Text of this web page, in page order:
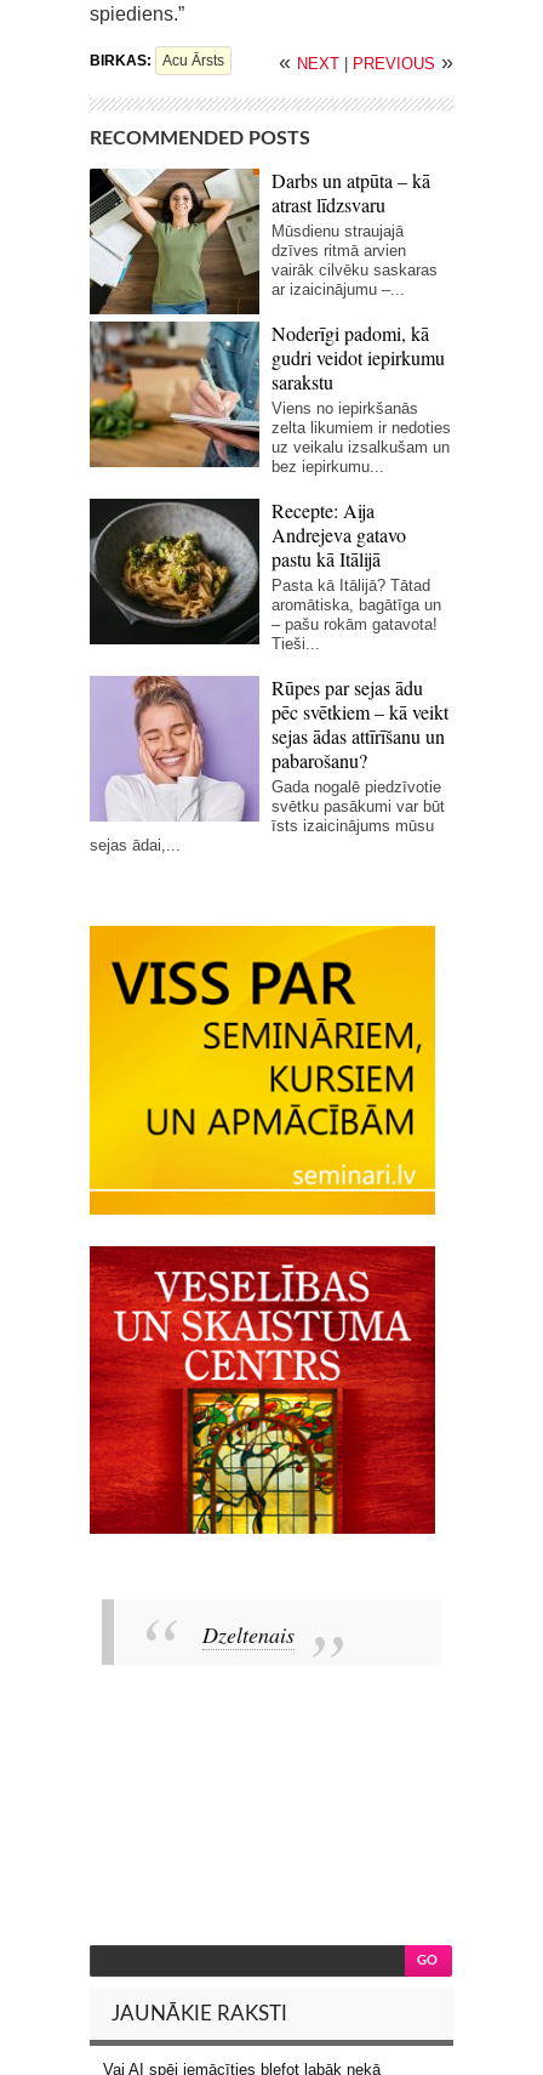
spiediens.”
BIRKAS: Acu Ārsts « NEXT PREVIOUS »
RECOMMENDED POSTS
Darbs un atpūta – kā
atrast līdzsvaru
Mūsdienu straujajā
dzīves ritmā arvien
vairāk cilvēku saskaras
ar izaicinājumu –...
Noderīgi padomi, kā
gudri veidot iepirkumu
sarakstu
Viens no iepirkšanās
zelta likumiem ir nedoties
uz veikalu izsalkušam un
bez iepirkumu...
Recepte: Aija
Andrejeva gatavo
pastu kā Itālijā
Pasta kā Itālijā? Tātad
aromātiska, bagātīga un
– pašu rokām gatavota!
Tieši...
Rūpes par sejas ādu
pēc svētkiem – kā veikt
sejas ādas attīrīšanu un
pabarošanu?
Gada nogalē piedzīvotie
svētku pasākumi var būt
īsts izaicinājums mūsu
sejas ādai,...
Dzeltenais
JAUNĀKIE RAKSTI
Vai AI spēj iemācīties blefot labāk nekā